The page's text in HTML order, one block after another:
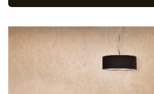
Эффект стен с трафаретным
узором в стиле Black-Out